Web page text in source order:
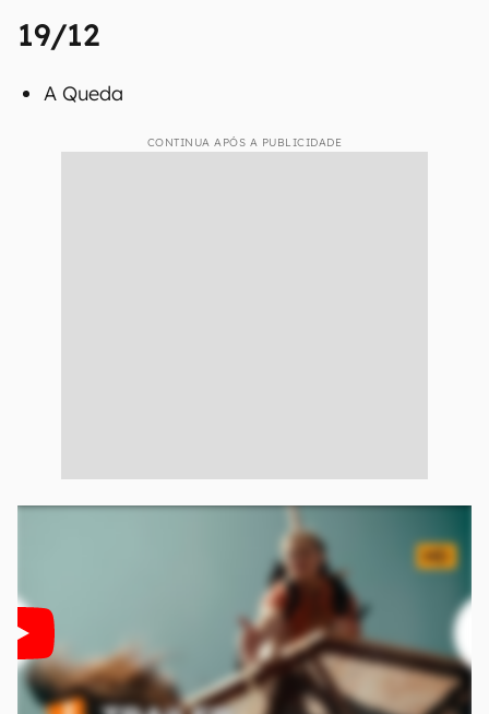
19/12
A Queda
CONTINUA APÓS A PUBLICIDADE